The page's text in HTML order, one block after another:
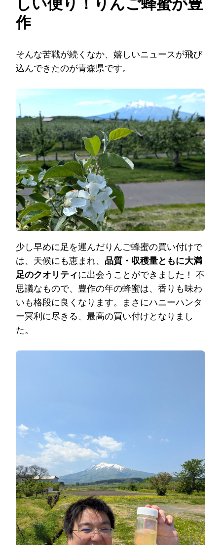
しい便り！りんご蜂蜜が豊
作
そんな苦戦が続くなか、嬉しいニュースが飛び
込んできたのが青森県です。
少し早めに足を運んだりんご蜂蜜の買い付けで
は、天候にも恵まれ、 品質・収穫量ともに大満
足のクオリティに出会うことができました！ 不
思議なもので、豊作の年の蜂蜜は、香りも味わ
いも格段に良くなります。まさにハニーハンタ
ー冥利に尽きる、最高の買い付けとなりまし
た。